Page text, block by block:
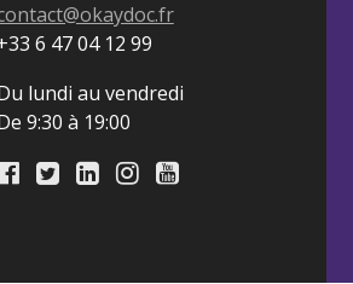
6 47 04 12 99
lundi au vendredi
9:30 à 19:00